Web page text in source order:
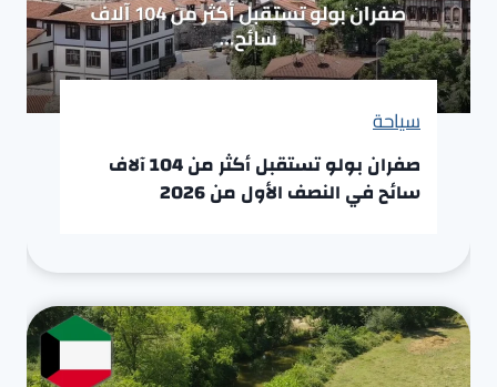
سياحة
صفران بولو تستقبل أكثر من 104 آلاف
سائح في النصف الأول من 2026